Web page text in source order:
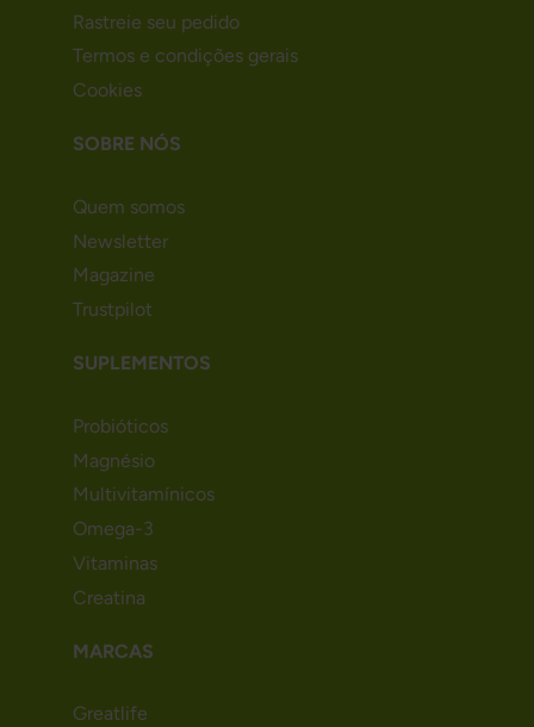
Rastreie seu pedido
Termos e condições gerais
Cookies
SOBRE NÓS
Quem somos
Newsletter
Magazine
Trustpilot
SUPLEMENTOS
Probióticos
Magnésio
Multivitamínicos
Omega-3
Vitaminas
Creatina
MARCAS
Greatlife